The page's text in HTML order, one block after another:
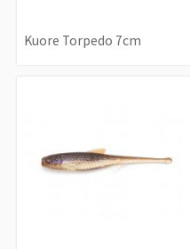
Kuore Torpedo 7cm